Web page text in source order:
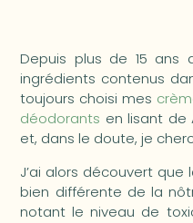
Depuis plus de 15 ans
ingrédients contenus
toujours choisi mes
déodorants en lisant de
et, dans le doute, je
J’ai alors découvert
bien différente de la
notant le niveau de